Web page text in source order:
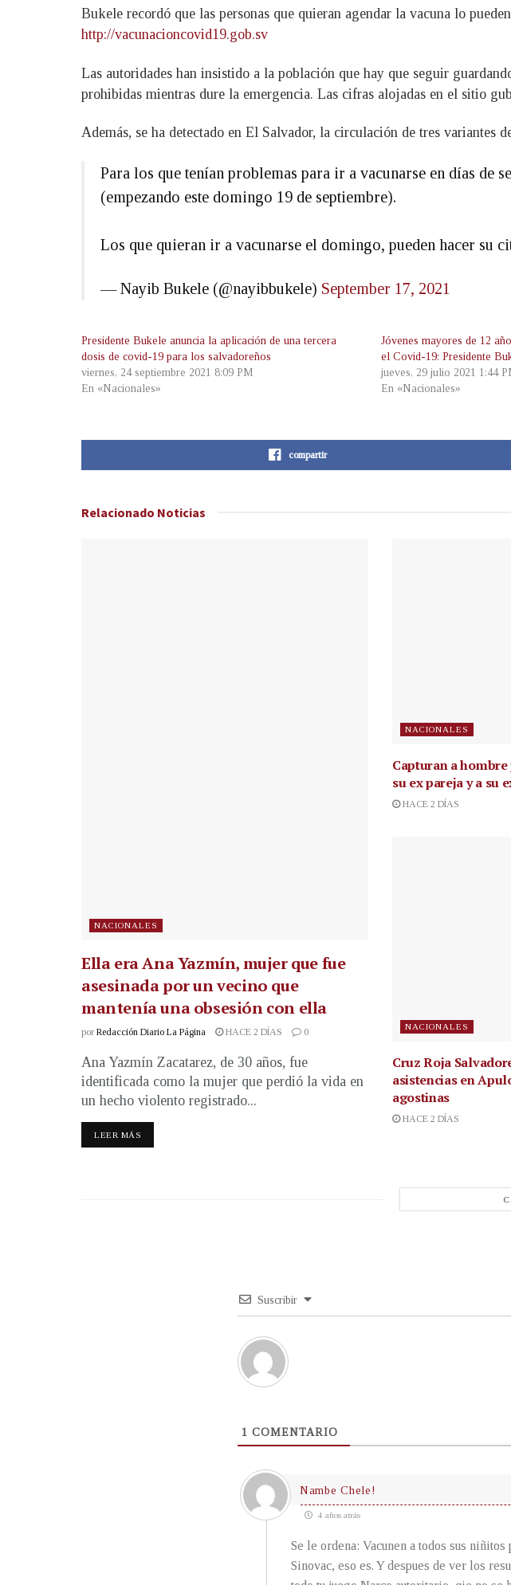
Bukele recordó que las personas que quieran agendar la vacuna lo
http://vacunacioncovid19.gob.sv
Las autoridades han insistido a la población que hay que seguir
prohibidas mientras dure la emergencia. Las cifras alojadas en el sitio
Además, se ha detectado en El Salvador, la circulación de tres variantes
Para los que tenían problemas para ir a vacunarse en días de
(empezando este domingo 19 de septiembre).
Los que quieran ir a vacunarse el domingo, pueden hacer su
— Nayib Bukele (@nayibbukele) September 17, 2021
Presidente Bukele anuncia la aplicación de una tercera
dosis de covid-19 para los salvadoreños
viernes, 24 septiembre 2021 8:09 PM
En «Nacionales»
Jóvenes mayores de 12
el Covid-19: Presidente
jueves, 29 julio 2021 1:44
En «Nacionales»
compartir
Relacionado Noticias
NACIONALES
Ella era Ana Yazmín, mujer que fue
asesinada por un vecino que
mantenía una obsesión con ella
por Redacción Diario La Página HACE 2 DÍAS 0
Ana Yazmín Zacatarez, de 30 años, fue
identificada como la mujer que perdió la vida en
un hecho violento registrado...
LEER MÁS
NACIONALES
Capturan a
su ex pareja y a su
HACE 2 DÍAS
NACIONALES
Cruz Roja
asistencias en
agostinas
HACE 2 DÍAS
Suscribir
1 COMENTARIO
Nambe Chele!
4 años atrás
Se le ordena: Vacunen a todos sus
Sinovac, eso es. Y despues de ver los